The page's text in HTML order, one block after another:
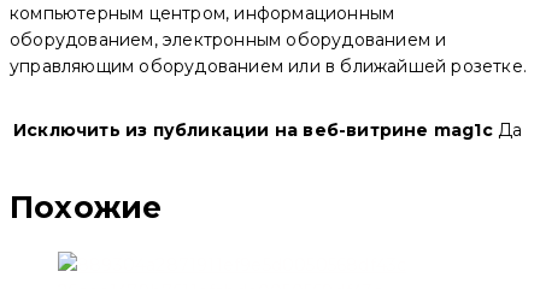
компьютерным центром, информационным
оборудованием, электронным оборудованием и
управляющим оборудованием или в ближайшей розетке.
Исключить из публикации на веб-витрине mag1c Да
Похожие